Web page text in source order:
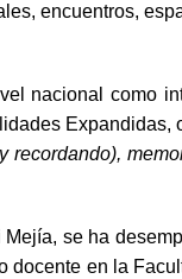
encuentros,
nacional como
recordando),
se ha
en la